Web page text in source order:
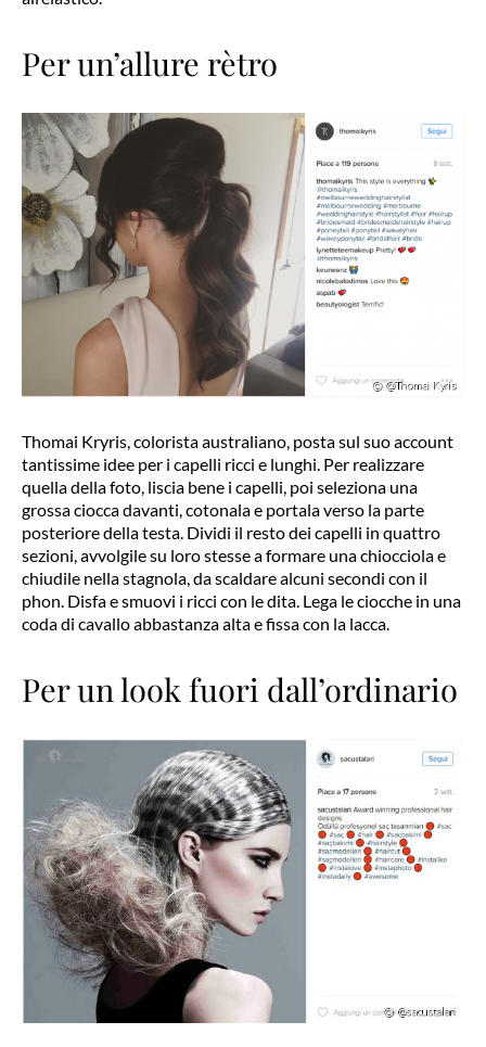
Per un’allure rètro
Thomai Kryris, colorista australiano, posta sul suo account
tantissime idee per i capelli ricci e lunghi. Per realizzare
quella della foto, liscia bene i capelli, poi seleziona una
grossa ciocca davanti, cotonala e portala verso la parte
posteriore della testa. Dividi il resto dei capelli in quattro
sezioni, avvolgile su loro stesse a formare una chiocciola e
chiudile nella stagnola, da scaldare alcuni secondi con il
phon. Disfa e smuovi i ricci con le dita. Lega le ciocche in una
coda di cavallo abbastanza alta e fissa con la lacca.
Per un look fuori dall’ordinario